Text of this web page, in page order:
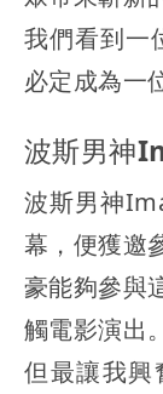
我們看到一
必定成為一
波斯男神
波斯男神
幕，便獲邀
豪能夠參與
觸電影演出
但最讓我興